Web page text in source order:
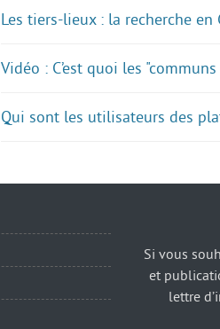
Les tiers-lieux : la recherche en
Vidéo : C’est quoi les
Qui sont les utilisateurs des
Si vous
et
lettre